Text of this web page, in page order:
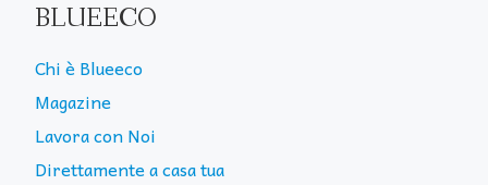
BLUEECO
Chi è Blueeco
Magazine
Lavora con Noi
Direttamente a casa tua